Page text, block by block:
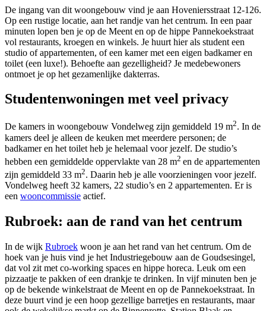
De ingang van dit woongebouw vind je aan Hoveniersstraat 12-126.
Op een rustige locatie, aan het randje van het centrum. In een paar
minuten lopen ben je op de Meent en op de hippe Pannekoekstraat
vol restaurants, kroegen en winkels. Je huurt hier als student een
studio of appartementen, of een kamer met een eigen badkamer en
toilet (een luxe!). Behoefte aan gezelligheid? Je medebewoners
ontmoet je op het gezamenlijke dakterras.
Studentenwoningen met veel privacy
De kamers in woongebouw Vondelweg zijn gemiddeld 19 m2. In de
kamers deel je alleen de keuken met meerdere personen; de
badkamer en het toilet heb je helemaal voor jezelf. De studio’s
hebben een gemiddelde oppervlakte van 28 m2 en de appartementen
zijn gemiddeld 33 m2. Daarin heb je alle voorzieningen voor jezelf.
Vondelweg heeft 32 kamers, 22 studio’s en 2 appartementen. Er is
een wooncommissie actief.
Rubroek: aan de rand van het centrum
In de wijk Rubroek woon je aan het rand van het centrum. Om de
hoek van je huis vind je het Industriegebouw aan de Goudsesingel,
dat vol zit met co-working spaces en hippe horeca. Leuk om een
pizzaatje te pakken of een drankje te drinken. In vijf minuten ben je
op de bekende winkelstraat de Meent en op de Pannekoekstraat. In
deze buurt vind je een hoop gezellige barretjes en restaurants, maar